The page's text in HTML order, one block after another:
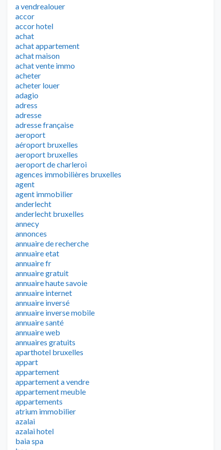
a vendrealouer
accor
accor hotel
achat
achat appartement
achat maison
achat vente immo
acheter
acheter louer
adagio
adress
adresse
adresse française
aeroport
aéroport bruxelles
aeroport bruxelles
aeroport de charleroi
agences immobilières bruxelles
agent
agent immobilier
anderlecht
anderlecht bruxelles
annecy
annonces
annuaire de recherche
annuaire etat
annuaire fr
annuaire gratuit
annuaire haute savoie
annuaire internet
annuaire inversé
annuaire inverse mobile
annuaire santé
annuaire web
annuaires gratuits
aparthotel bruxelles
appart
appartement
appartement a vendre
appartement meuble
appartements
atrium immobilier
azalai
azalai hotel
baia spa